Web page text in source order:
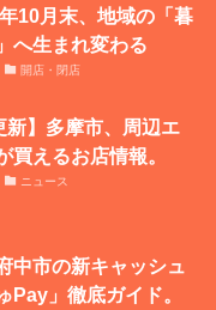
10月末、地域の「暮
へ生まれ変わる
開店・閉店
新】多摩市、周辺エ
買えるお店情報。
ニュース
中市の新キャッシュ
Pay」徹底ガイド。